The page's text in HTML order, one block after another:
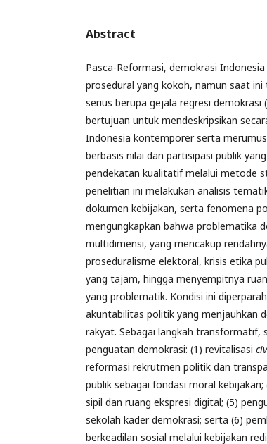
Abstract
Pasca-Reformasi, demokrasi
prosedural yang kokoh, namun saat
serius berupa gejala regresi demokrasi (
bertujuan untuk mendeskripsikan
Indonesia kontemporer serta
berbasis nilai dan partisipasi publik
pendekatan kualitatif melalui metode
penelitian ini melakukan analisis
dokumen kebijakan, serta fenomena
mengungkapkan bahwa problematika
multidimensi, yang mencakup
proseduralisme elektoral, krisis etika
yang tajam, hingga menyempitnya
yang problematik. Kondisi ini
akuntabilitas politik yang menjauhkan
rakyat. Sebagai langkah
penguatan demokrasi: (1) revitalisasi
reformasi rekrutmen politik dan
publik sebagai fondasi moral
sipil dan ruang ekspresi digital; (5)
sekolah kader demokrasi; serta (6)
berkeadilan sosial melalui kebijakan